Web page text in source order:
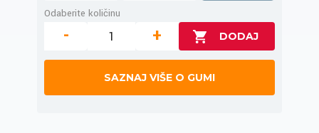
Odaberite količinu
- +
SAZNAJ VIŠE O GUMI